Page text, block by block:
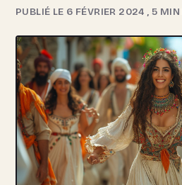
PUBLIÉ LE 6 FÉVRIER 2024 , 5 MIN